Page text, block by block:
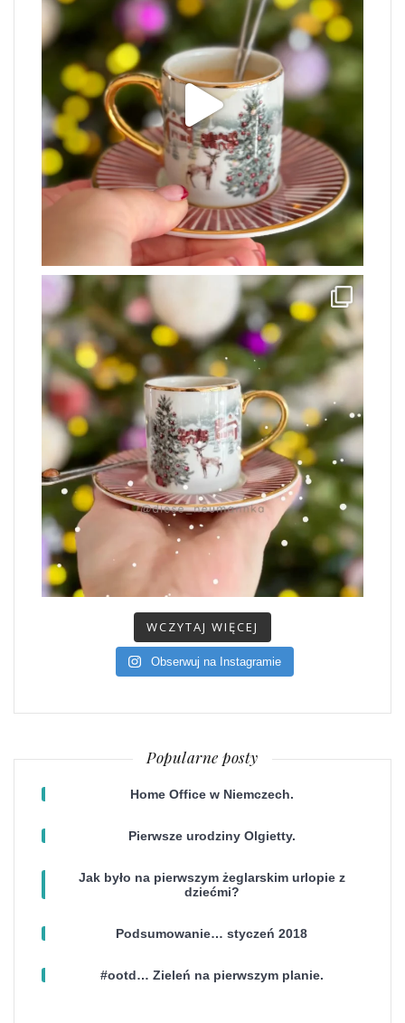
WCZYTAJ WIĘCEJ
Obserwuj na Instagramie
Popularne posty
Home Office w Niemczech.
Pierwsze urodziny Olgietty.
Jak było na pierwszym żeglarskim urlopie z
dziećmi?
Podsumowanie… styczeń 2018
#ootd… Zieleń na pierwszym planie.